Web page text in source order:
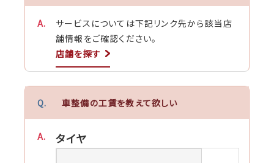
サービスについては下記リンク先から該当店
舗情報をご確認ください。
店舗を探す
車整備の工賃を教えて欲しい
タイヤ